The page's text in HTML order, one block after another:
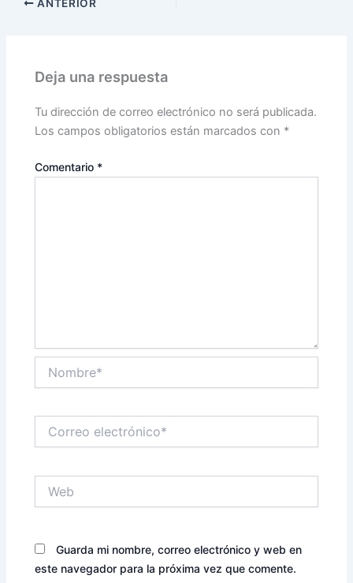
ANTERIOR
Deja una respuesta
Tu dirección de correo electrónico no será publicada.
Los campos obligatorios están marcados con *
Comentario *
electrónico*
Guarda mi nombre, correo electrónico y web en
este navegador para la próxima vez que comente.